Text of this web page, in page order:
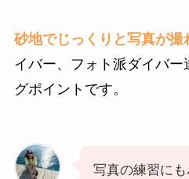
砂地でじっくりと写真が撮
イバー、フォト派ダイバ
グポイントです。
写真の練習にも